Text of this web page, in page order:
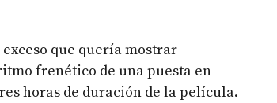
que quería mostrar
frenético de una puesta en
horas de duración de la película.